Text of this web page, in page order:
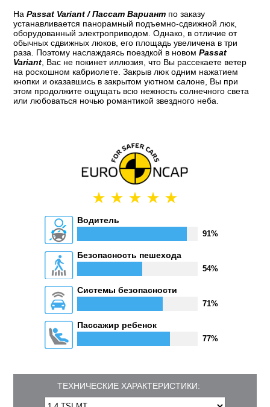
НаPassat Variant / Пассат Вариант по заказу
устанавливается панорамный подъемно-сдвижной люк,
оборудованный электроприводом. Однако, в отличие от
обычных сдвижных люков, его площадь увеличена в три
раза. Поэтому наслаждаясь поездкой в новомPassat
Variant , Вас не покинет иллюзия, что Вы рассекаете ветер
на роскошном кабриолете. Закрыв люк одним нажатием
кнопки и оказавшись в закрытом уютном салоне, Вы при
этом продолжите ощущать всю нежность солнечного света
или любоваться ночью романтикой звездного неба.
Водитель
91%
Безопасность пешехода
54%
Системы безопасности
71%
Пассажир ребенок
77%
ТЕХНИЧЕСКИЕ ХАРАКТЕРИСТИКИ: